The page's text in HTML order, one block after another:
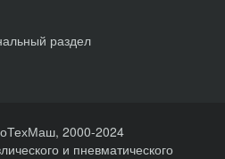
раздел
2000-2024
и пневматического